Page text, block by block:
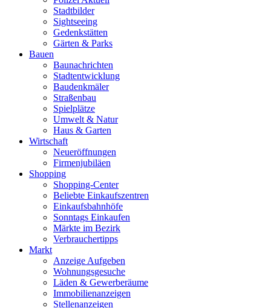
Stadtbilder
Sightseeing
Gedenkstätten
Gärten & Parks
Bauen
Baunachrichten
Stadtentwicklung
Baudenkmäler
Straßenbau
Spielplätze
Umwelt & Natur
Haus & Garten
Wirtschaft
Neueröffnungen
Firmenjubiläen
Shopping
Shopping-Center
Beliebte Einkaufszentren
Einkaufsbahnhöfe
Sonntags Einkaufen
Märkte im Bezirk
Verbrauchertipps
Markt
Anzeige Aufgeben
Wohnungsgesuche
Läden & Gewerberäume
Immobilienanzeigen
Stellenanzeigen